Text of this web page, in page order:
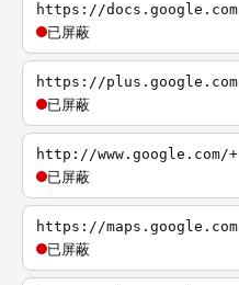
https://docs.google.com
已屏蔽
https://plus.google.com
已屏蔽
http://www.google.com/+
已屏蔽
https://maps.google.com
已屏蔽